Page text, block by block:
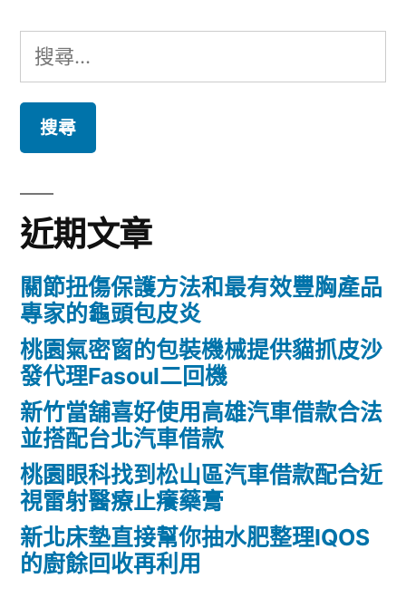
搜
尋
鍵
字:
近期文章
關節扭傷保護方法和最有效豐胸產品
專家的龜頭包皮炎
桃園氣密窗的包裝機械提供貓抓皮沙
發代理Fasoul二回機
新竹當舖喜好使用高雄汽車借款合法
並搭配台北汽車借款
桃園眼科找到松山區汽車借款配合近
視雷射醫療止癢藥膏
新北床墊直接幫你抽水肥整理IQOS
的廚餘回收再利用